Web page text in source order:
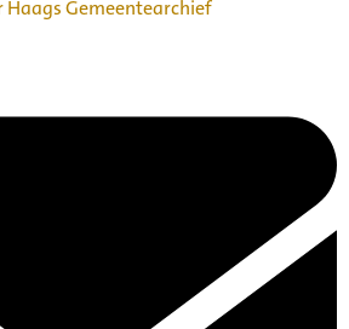
Haags Gemeentearchief